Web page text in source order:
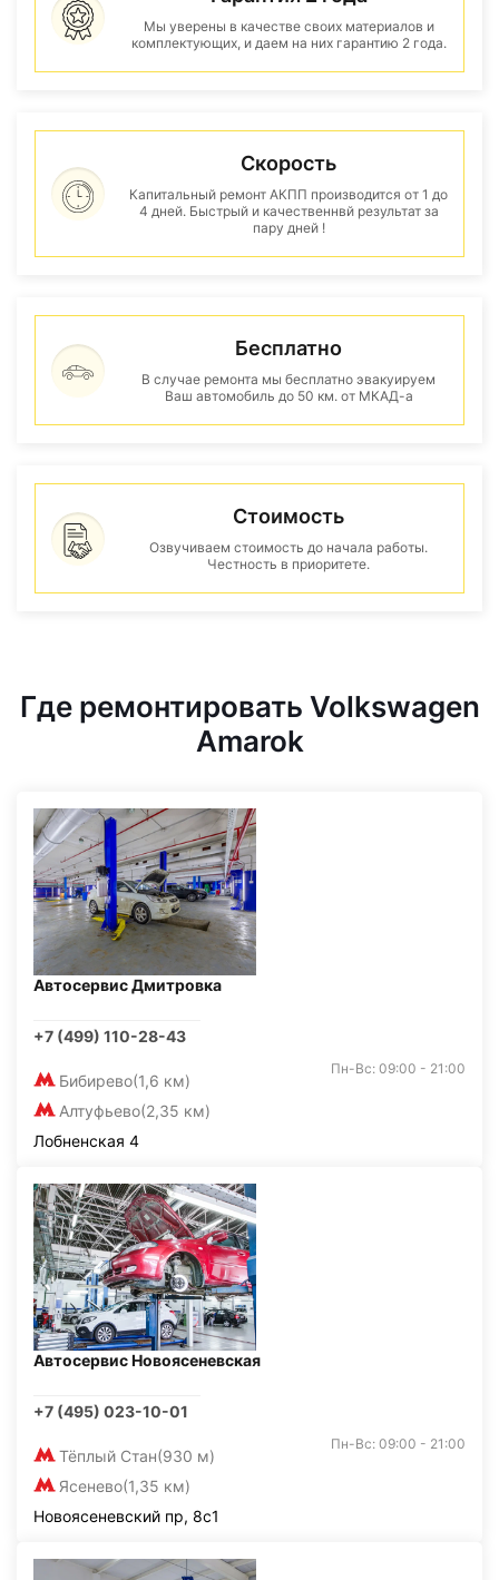
Мы уверены в качестве своих материалов и
комплектующих, и даем на них гарантию 2 года.
Скорость
Капитальный ремонт АКПП производится от 1 до
4 дней. Быстрый и качественнвй результат за
пару дней !
Бесплатно
В случае ремонта мы бесплатно эвакуируем
Ваш автомобиль до 50 км. от МКАД-а
Стоимость
Озвучиваем стоимость до начала работы.
Честность в приоритете.
Где ремонтировать Volkswagen
Amarok
Автосервис Дмитровка
+7 (499) 110-28-43
Бибирево(1,6 км)
Алтуфьево(2,35 км)
Пн-Вс: 09:00 - 21:00
Лобненская 4
Автосервис Новоясеневская
+7 (495) 023-10-01
Тёплый Стан(930 м)
Ясенево(1,35 км)
Пн-Вс: 09:00 - 21:00
Новоясеневский пр, 8с1